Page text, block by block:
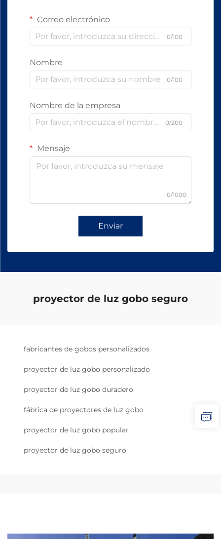
Correo electrónico
0/100
Nombre
0/100
Nombre de la empresa
0/200
Mensaje
0/1000
Enviar
proyector de luz gobo seguro
fabricantes de gobos personalizados
proyector de luz gobo personalizado
proyector de luz gobo duradero
fábrica de proyectores de luz gobo
proyector de luz gobo popular
proyector de luz gobo seguro